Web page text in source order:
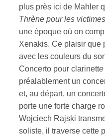
plus près ici de Mahler
Thrène pour les
une époque où on
Xenakis. Ce plaisir que
avec les couleurs du
Concerto pour clarinette
préalablement un
et, au départ, un
porte une forte charge
Wojciech Rajski
soliste, il traverse cette